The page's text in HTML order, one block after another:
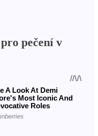
pečení v